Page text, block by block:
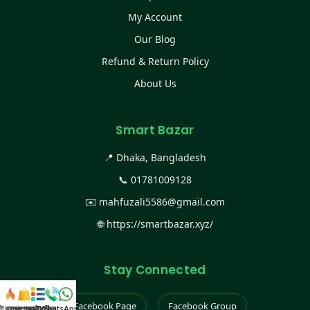
My Account
Our Blog
Refund & Return Policy
About Us
Smart Bazar
📍 Dhaka, Bangladesh
📞 01781009128
✉️ mahfuzali5586@gmail.com
🌐 https://smartbazar.xyz/
Stay Connected
Facebook Page Facebook Group